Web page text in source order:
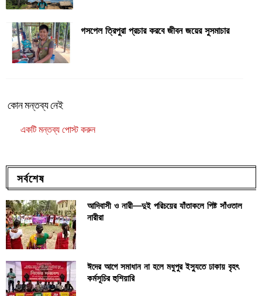
গসপেল ত্রিপুরা প্রচার করবে জীবন জয়ের সুসমাচার
কোন মন্তব্য নেই
একটি মন্তব্য পোস্ট করুন
সর্বশেষ
আদিবাসী ও নারী—দুই পরিচয়ের যাঁতাকলে পিষ্ট সাঁওতাল
নারীরা
ঈদের আগে সমাধান না হলে মধুপুর ইস্যুতে ঢাকায় বৃহৎ
কর্মসূচির হুশিয়ারি